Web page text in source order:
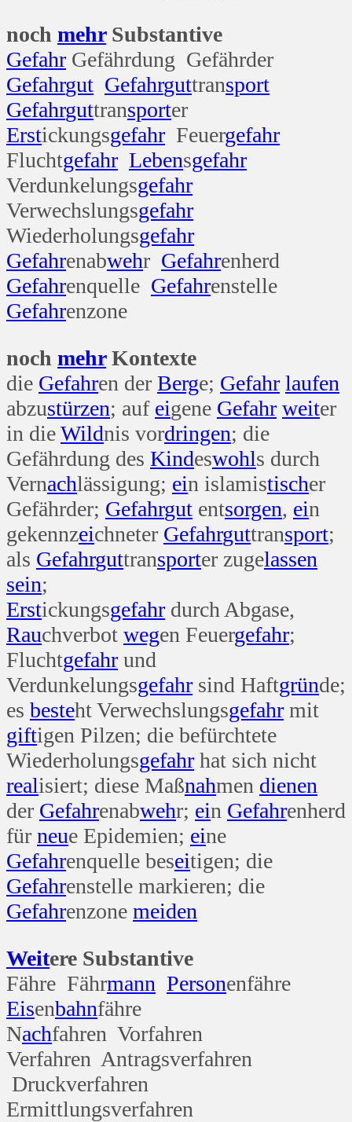
noch mehrSubstantive
Gefahr Gefährdung Gefährder
Gefahrgut Gefahrguttransport
Gefahrguttransporter
Erstickungsgefahr Feuergefahr
Fluchtgefahr Lebensgefahr
Verdunkelungsgefahr
Verwechslungsgefahr
Wiederholungsgefahr
Gefahrenabwehr Gefahrenherd
Gefahrenquelle Gefahrenstelle
Gefahrenzone
noch mehrKontexte
die Gefahren der Berge; Gefahr laufen
abzustürzen; auf eigene Gefahr weiter
in dieWildnis vordringen; die
Gefährdung des Kindeswohls durch
Vernachlässigung; ein islamistischer
Gefährder; Gefahrgut entsorgen, ein
gekennzeichneter Gefahrguttransport;
als Gefahrguttransporter zugelassen
sein;
Erstickungsgefahr durch Abgase,
Rauchverbot wegen Feuergefahr;
Fluchtgefahr und
Verdunkelungsgefahr sind Haftgründe;
es besteht Verwechslungsgefahr mit
giftigen Pilzen; die befürchtete
Wiederholungsgefahr hat sich nicht
realisiert; diese Maßnahmen dienen
der Gefahrenabwehr; ein Gefahrenherd
für neue Epidemien; eine
Gefahrenquelle beseitigen; die
Gefahrenstelle markieren; die
Gefahrenzone meiden
Weitere Substantive
Fähre Fährmann Personenfähre
Eisenbahnfähre
Nachfahren Vorfahren
Verfahren Antragsverfahren
Druckverfahren
Ermittlungsverfahren